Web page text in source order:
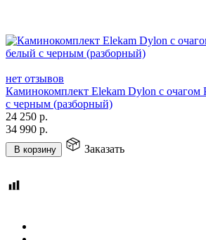
нет отзывов
Каминокомплект Elekam Dylon с очагом
с черным (разборный)
24 250 р.
34 990 р.
В корзину Заказать